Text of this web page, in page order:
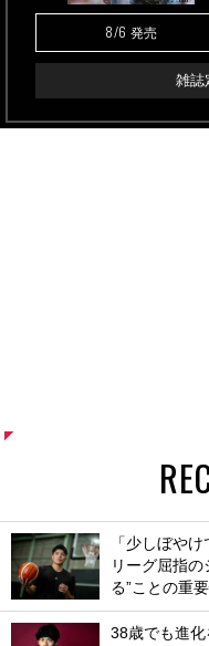
8/6 発売
雑誌
「少しぼや
リーグ屈指の
る”ことの重
38歳でも進